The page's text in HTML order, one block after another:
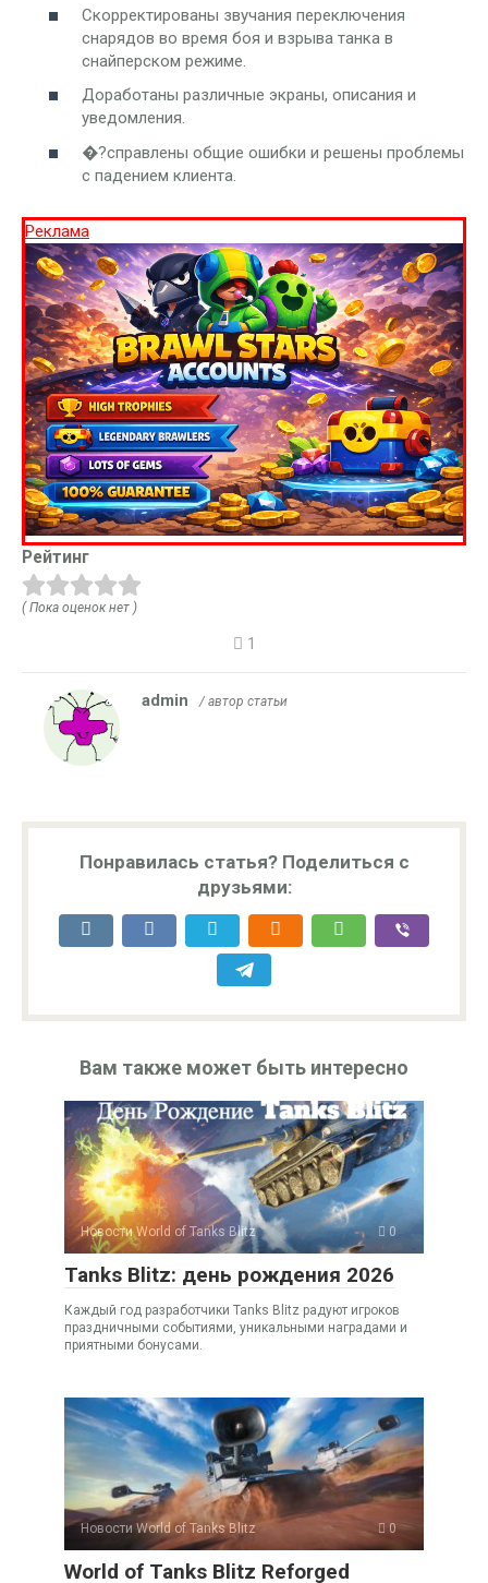
Скорректированы звучания переключения
снарядов во время боя и взрыва танка в
снайперском режиме.
Доработаны различные экраны, описания и
уведомления.
�?справлены общие ошибки и решены проблемы
с падением клиента.
Реклама
Рейтинг
( Пока оценок нет )
1
admin / автор статьи
Понравилась статья? Поделиться с
друзьями:
Вам также может быть интересно
Новости World of Tanks Blitz 0
Tanks Blitz: день рождения 2026
Каждый год разработчики Tanks Blitz радуют игроков
праздничными событиями, уникальными наградами и
приятными бонусами.
Новости World of Tanks Blitz 0
World of Tanks Blitz Reforged